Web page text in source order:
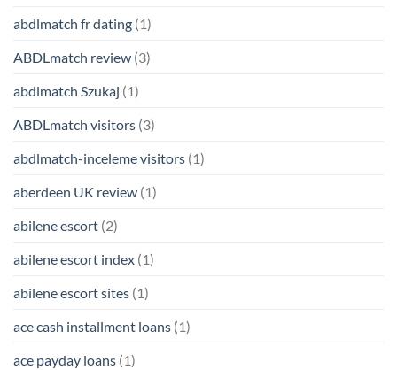
abdlmatch fr dating (1)
ABDLmatch review (3)
abdlmatch Szukaj (1)
ABDLmatch visitors (3)
abdlmatch-inceleme visitors (1)
aberdeen UK review (1)
abilene escort (2)
abilene escort index (1)
abilene escort sites (1)
ace cash installment loans (1)
ace payday loans (1)